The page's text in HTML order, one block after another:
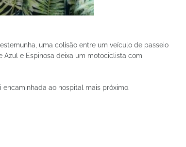
uma colisão entre um veículo de passeio
e Espinosa deixa um motociclista com
ao hospital mais próximo.